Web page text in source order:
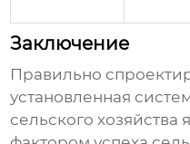
Заключение
Правильно
установленная
сельского хозяйства